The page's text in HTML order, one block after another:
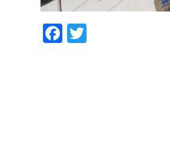
Facebook